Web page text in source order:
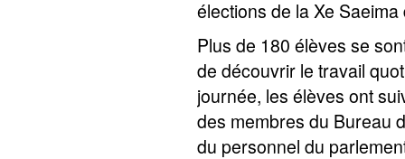
élections de la Xe
Plus de 180 élèves se
de découvrir le travail
journée, les élèves ont
des membres du Bureau
du personnel du